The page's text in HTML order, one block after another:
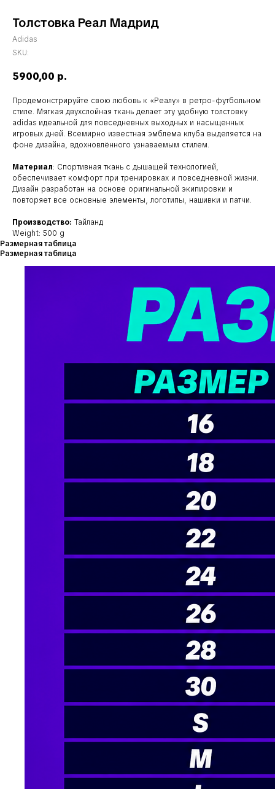
Толстовка Реал Мадрид
Adidas
SKU:
5900,00 р.
Продемонстрируйте свою любовь к «Реалу» в ретро-футбольном
стиле. Мягкая двухслойная ткань делает эту удобную толстовку
adidas идеальной для повседневных выходных и насыщенных
игровых дней. Всемирно известная эмблема клуба выделяется на
фоне дизайна, вдохновлённого узнаваемым стилем.
Материал: Спортивная ткань с дышащей технологией,
обеспечивает комфорт при тренировках и повседневной жизни.
Дизайн разработан на основе оригинальной экипировки и
повторяет все основные элементы, логотипы, нашивки и патчи.
Производство: Тайланд
Weight: 500 g
Размерная таблица
Размерная таблица